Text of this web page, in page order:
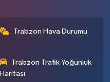
Trabzon Hava Durumu
Trabzon Trafik Yoğunluk
Haritası